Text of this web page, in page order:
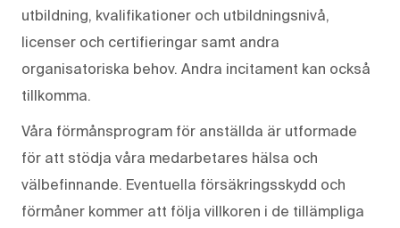
utbildning, kvalifikationer och utbildningsnivå,
licenser och certifieringar samt andra
organisatoriska behov. Andra incitament kan också
tillkomma.
Våra förmånsprogram för anställda är utformade
för att stödja våra medarbetares hälsa och
välbefinnande. Eventuella försäkringsskydd och
förmåner kommer att följa villkoren i de tillämpliga